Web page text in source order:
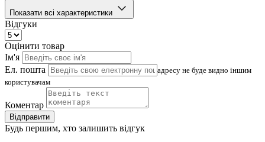
Показати всі характеристики
Відгуки
Оцінити товар
Ім'я
Ел. пошта
адресу не буде видно іншим
користувачам
Коментар
Відправити
Будь першим, хто залишить відгук